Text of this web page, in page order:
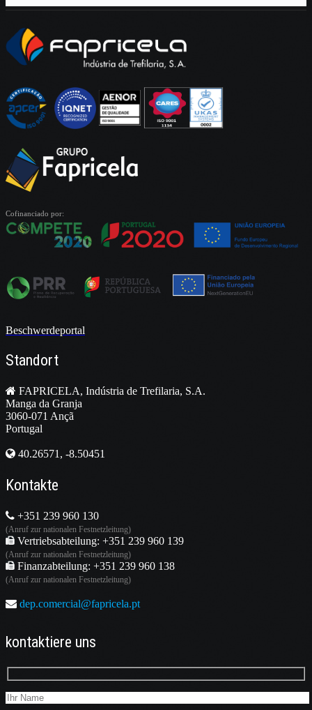
Cofinanciado por:
Beschwerdeportal
Standort
FAPRICELA, Indústria de Trefilaria, S.A.
Manga da Granja
3060-071 Ançã
Portugal
40.26571, -8.50451
Kontakte
+351 239 960 130
(Anruf zur nationalen Festnetzleitung)
Vertriebsabteilung: +351 239 960 139
(Anruf zur nationalen Festnetzleitung)
Finanzabteilung: +351 239 960 138
(Anruf zur nationalen Festnetzleitung)
dep.comercial@fapricela.pt
kontaktiere uns